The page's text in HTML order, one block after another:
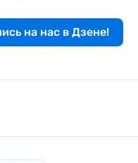
на нас в Дзене!